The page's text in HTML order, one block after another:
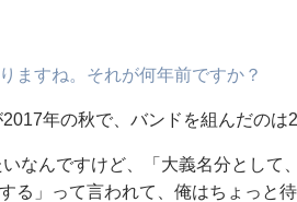
ますね。それが何年前ですか？
年の秋で、バンドを組んだのは
なんですけど、「大義名分として
る」って言われて、俺はちょっと